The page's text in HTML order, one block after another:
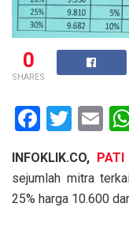
0
SHARES
F
ce
b
T
tt
er
E
ail
INFOKLIK.CO, PATI
sejumlah mitra
25% harga 10.600